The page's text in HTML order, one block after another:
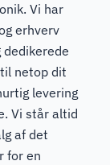
Vi har
erhverv
dedikerede
netop dit
levering
Vi står altid
af det
for en